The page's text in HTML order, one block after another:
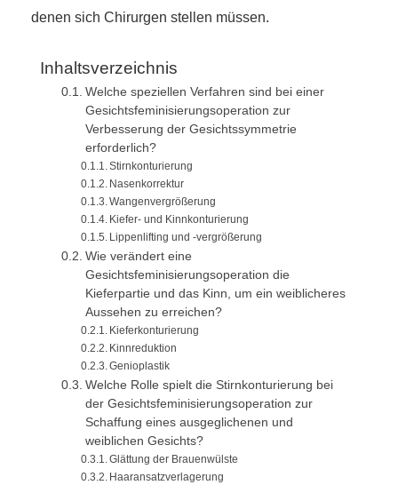
denen sich Chirurgen stellen müssen.
Inhaltsverzeichnis
Welche speziellen Verfahren sind bei einer
Gesichtsfeminisierungsoperation zur
Verbesserung der Gesichtssymmetrie
erforderlich?
Stirnkonturierung
Nasenkorrektur
Wangenvergrößerung
Kiefer- und Kinnkonturierung
Lippenlifting und -vergrößerung
Wie verändert eine
Gesichtsfeminisierungsoperation die
Kieferpartie und das Kinn, um ein weiblicheres
Aussehen zu erreichen?
Kieferkonturierung
Kinnreduktion
Genioplastik
Welche Rolle spielt die Stirnkonturierung bei
der Gesichtsfeminisierungsoperation zur
Schaffung eines ausgeglichenen und
weiblichen Gesichts?
Glättung der Brauenwülste
Haaransatzverlagerung